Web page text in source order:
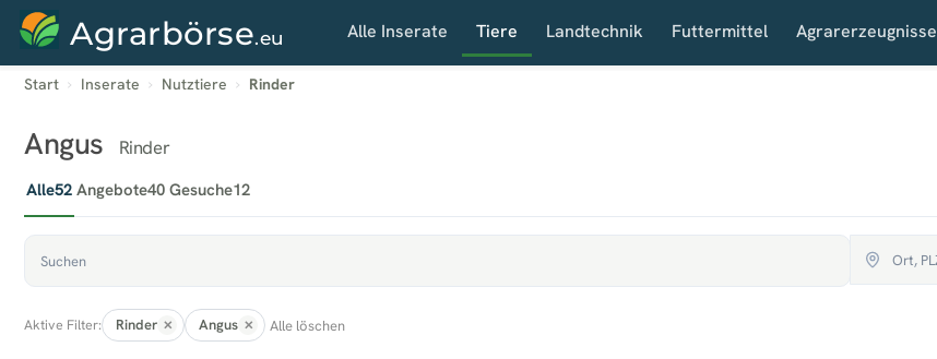
Agrarbörse.eu Alle Inserate Tiere Landtechnik Futtermittel Agrarerzeugnisse
Start Inserate Nutztiere Rinder
Angus Rinder
Alle52 Angebote40 Gesuche12
Aktive Filter: Rinder Angus Alle löschen